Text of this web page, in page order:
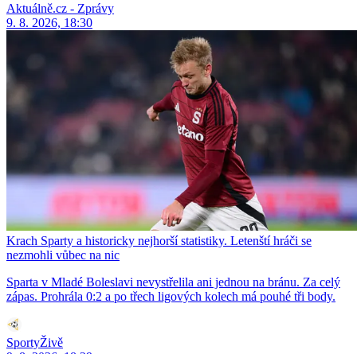
Aktuálně.cz - Zprávy
9. 8. 2026, 18:30
Krach Sparty a historicky nejhorší statistiky. Letenští hráči se
nezmohli vůbec na nic
Sparta v Mladé Boleslavi nevystřelila ani jednou na bránu. Za celý
zápas. Prohrála 0:2 a po třech ligových kolech má pouhé tři body.
SportyŽivě